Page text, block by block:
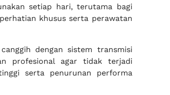
setiap hari, terutama bagi
khusus serta perawatan
dengan sistem transmisi
profesional agar tidak terjadi
serta penurunan performa